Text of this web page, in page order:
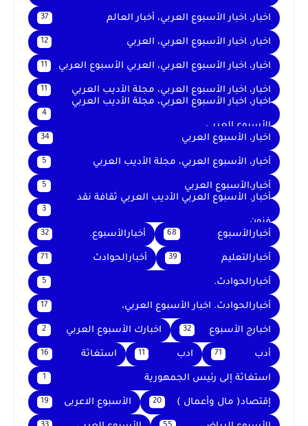
اخبار، اخبار الأسبوع العربي، أخبار العالم 37
اخبار، اخبار الأسبوع العربي، العربي 12
اخبار، اخبار الأسبوع العربي، العربي الأسبوع العربي 11
اخبار، اخبار الأسبوع العربي، مجلة الأديب العربي 11
اخبار، اخبار الأسبوع العربي، مجلة الأديب العربي
الأسبوع العربي
4
اخبار، الأسبوع العربي 34
أخبار، الأسبوع العربي، مجلة الأديب العربي 5
أخبار،الأسبوع العربي 5
أخبار. الأسبوع العربي الأديب العربي ثقافة نقد
فنون
3
أخبارالأسبوع 68 أخبارالأسبوع. 32
أخبارالتعليم 39 أخبارالحوادث 71
أخبارالحوادث. 5
أخبارالحوادث. اخبار الأسبوع العربي، 17
اخبارج الأسبوع 32 اخبارك الأسبوع العربي 2
أدب 71 ادب 11 استغاثة 16
استغاثة إلى رئيس الجمهورية 1
إقتصاد( مال وأعمال ) 20 الأسبوع الاعربى 19